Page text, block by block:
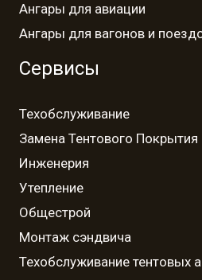
Ангары для авиации
Ангары для вагонов и
Сервисы
Техобслуживание
Замена Тентового Покрытия
Инженерия
Утепление
Общестрой
Монтаж сэндвича
Техобслуживание тентовых